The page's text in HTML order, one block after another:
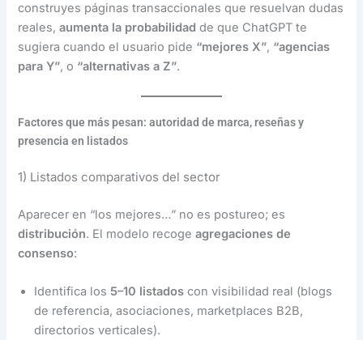
construyes páginas transaccionales que resuelvan dudas
reales,aumenta la probabilidad de que ChatGPT te
sugiera cuando el usuario pide “mejores X”, “agencias
para Y”, o “alternativas a Z”.
Factores que más pesan: autoridad de marca, reseñas y
presencia en listados
1) Listados comparativos del sector
Aparecer en “los mejores…” no es postureo; es
distribución. El modelo recogeagregaciones de
consenso:
Identifica los 5–10 listados con visibilidad real (blogs
de referencia, asociaciones, marketplaces B2B,
directorios verticales).